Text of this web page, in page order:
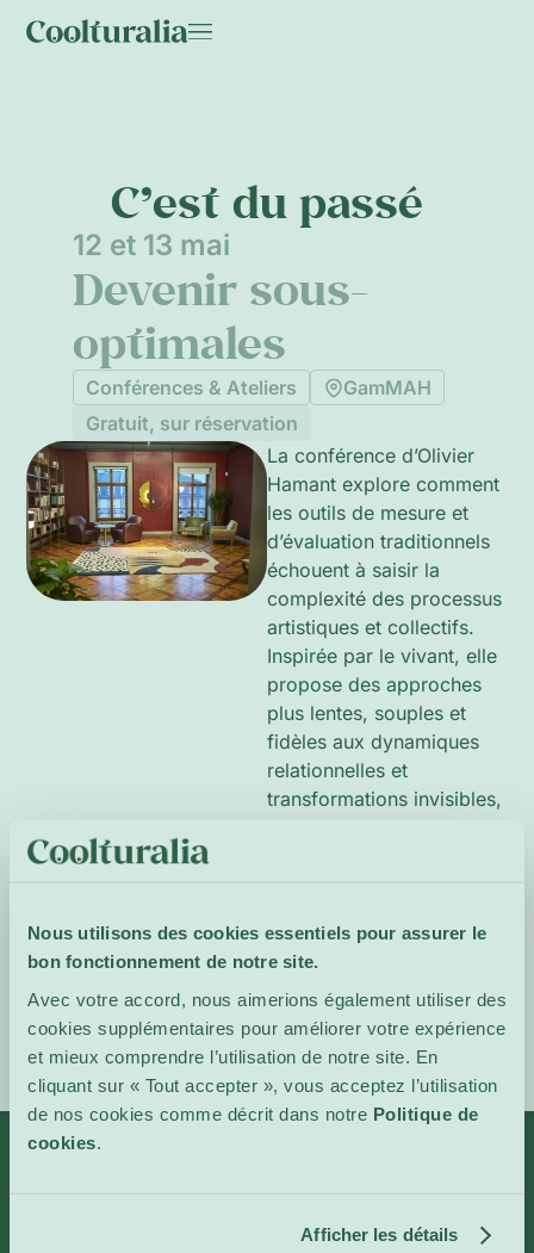
Nous utilisons des cookies essentiels pour assurer le
bon fonctionnement de notre site.
Avec votre accord, nous aimerions également utiliser des
cookies supplémentaires pour améliorer votre expérience
et mieux comprendre l’utilisation de notre site. En
cliquant sur « Tout accepter », vous acceptez l’utilisation
de nos cookies comme décrit dans notre Politique de
cookies
Afficher les détails
C’est du passé
12 et 13 mai
Devenir sous-
optimales
Conférences & Ateliers
GamMAH
Gratuit, sur réservation
La conférence d’Olivier
Hamant explore comment
les outils de mesure et
d’évaluation traditionnels
échouent à saisir la
complexité des processus
artistiques et collectifs.
Inspirée par le vivant, elle
propose des approches
plus lentes, souples et
fidèles aux dynamiques
relationnelles et
transformations invisibles,
et least.
Site de
Infos Catégories